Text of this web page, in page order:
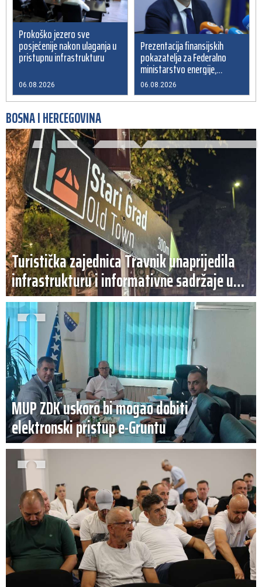
Prokoško jezero sve
posjećenije nakon ulaganja u
pristupnu infrastrukturu
06.08.2026
Prezentacija finansijskih
pokazatelja za Federalno
ministarstvo energije,
rudarstva i industrije
06.08.2026
BOSNA I HERCEGOVINA
Turistička zajednica Travnik unaprijedila
infrastrukturu i informativne sadržaje u
središtu grada
MUP ZDK uskoro bi mogao dobiti
elektronski pristup e-Gruntu